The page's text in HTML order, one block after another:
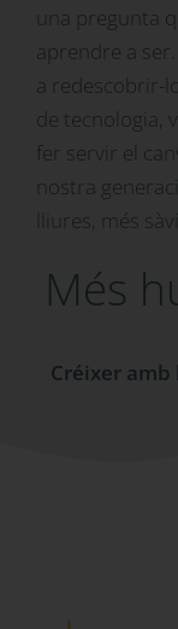
una pregunta
aprendre a
a redescobrir-
de tecnologia,
fer servir el
nostra
lliures, més
Més
Créixer amb